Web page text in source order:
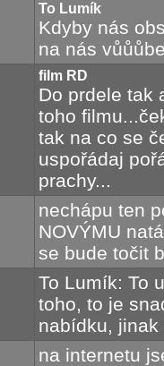
To Lumík
Kdyby nás
na nás
film RD
Do prdele tak
toho
tak na co se
uspořádaj
prachy...
nechápu ten
NOVÝMU
se bude točit
To Lumík: To
toho, to je
nabídku,
na internetu